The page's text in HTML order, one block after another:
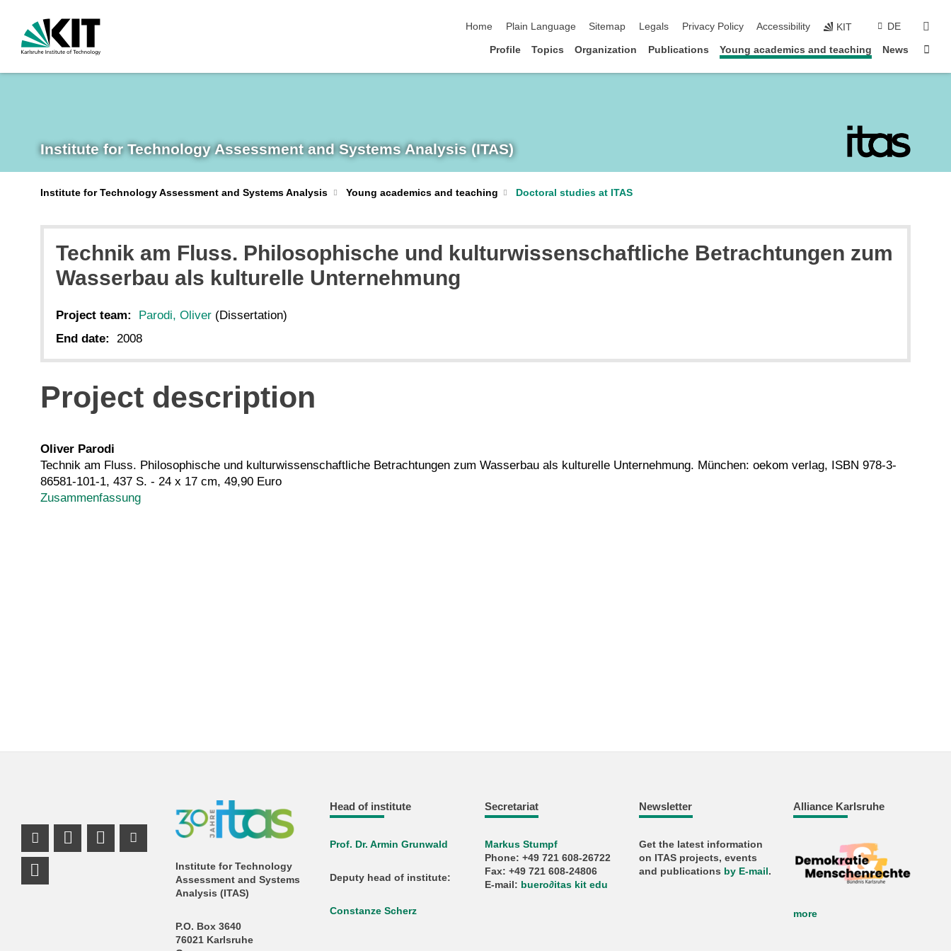
Home
Plain Language Sitemap Legals Privacy Policy Accessibility KIT DE
Profile Topics Organization Publications Young academics and teaching News
Institute for Technology Assessment and Systems Analysis (ITAS)
Institute for Technology Assessment and Systems Analysis Young academics and teaching Doctoral studies at ITAS
Technik am Fluss. Philosophische und kulturwissenschaftliche Betrachtungen zum
Wasserbau als kulturelle Unternehmung
Project team: Parodi, Oliver (Dissertation)
End date:
2008
Project description
Oliver Parodi
Technik am Fluss. Philosophische und kulturwissenschaftliche Betrachtungen zum Wasserbau als kulturelle Unternehmung. München: oekom verlag, ISBN 978-3-
86581-101-1, 437 S. - 24 x 17 cm, 49,90 Euro
Zusammenfassung
Institute for Technology
Assessment and Systems
Analysis (ITAS)
P.O. Box 3640
76021 Karlsruhe
Head of institute
Prof. Dr. Armin Grunwald
Deputy head of institute:
Constanze Scherz
Secretariat
Markus Stumpf
Phone: +49 721 608-26722
Fax: +49 721 608-24806
E-mail: buero∂itas kit edu
Newsletter
Get the latest information
on ITAS projects, events
and publications by E-mail .
Alliance Karlsruhe
more
Instagram Profile
Mastodon Profile
LinkedIn Profile
Youtube Profile